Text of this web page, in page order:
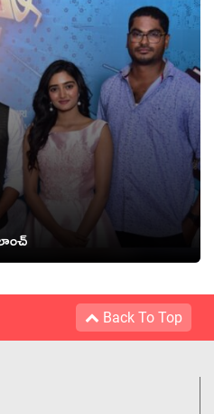
Back To Top